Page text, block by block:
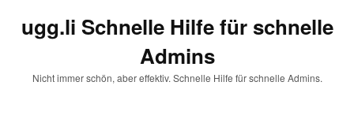
ugg.li Schnelle Hilfe für schnelle
Admins
Nicht immer schön, aber effektiv. Schnelle Hilfe für schnelle Admins.